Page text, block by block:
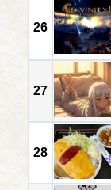
26
27
28